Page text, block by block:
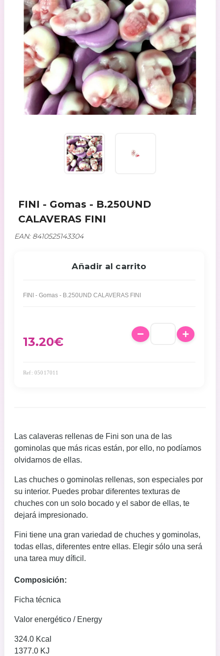
FINI - Gomas - B.250UND
CALAVERAS FINI
EAN: 8410525143304
Añadir al carrito
FINI - Gomas - B.250UND CALAVERAS FINI
13.20€
Ref: 05017011
Las calaveras rellenas de Fini son una de las
gominolas que más ricas están, por ello, no podíamos
olvidarnos de ellas.
Las chuches o gominolas rellenas, son especiales por
su interior. Puedes probar diferentes texturas de
chuches con un solo bocado y el sabor de ellas, te
dejará impresionado.
Fini tiene una gran variedad de chuches y gominolas,
todas ellas, diferentes entre ellas. Elegir sólo una será
una tarea muy díficil.
Composición:
Ficha técnica
Valor energético / Energy
324.0 Kcal
1377.0 KJ